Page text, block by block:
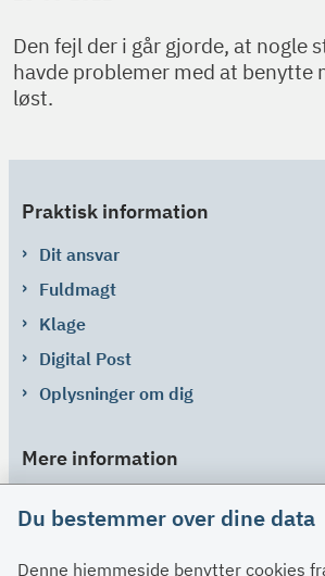
Den fejl der i går gjorde, at nogle
havde problemer med at benytte
løst.
Praktisk information
Dit ansvar
Fuldmagt
Klage
Digital Post
Oplysninger om dig
Mere information
Spørgsmål og svar
Du bestemmer over dine data
Denne hjemmeside benytter cookies